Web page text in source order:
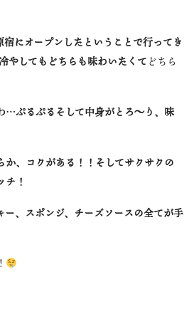
宿にオープンしたということで行ってき
やしてもどちらも味わいたくてどちら
…ぷるぷるそして中身がとろ〜り、味
、コクがある！！そしてサクサクの
チ！
、スポンジ、チーズソースの全てが手